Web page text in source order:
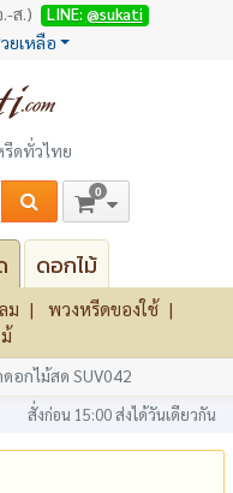
ส.) LINE: @sukati
ยเหลือ
ดทั่วไทย
0
ดอกไม้
ม
พวงหรีดของใช้
อกไม้สด SUV042
สั่งก่อน 15:00 ส่งได้วันเดียวกัน